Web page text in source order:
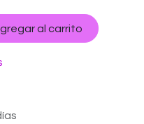
al carrito